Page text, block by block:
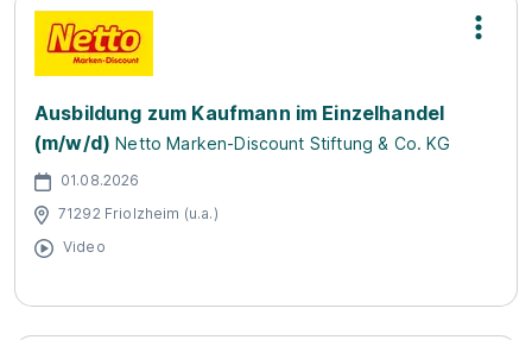
Ausbildung zum Kaufmann im Einzelhandel
(m/w/d) Netto Marken-Discount Stiftung & Co. KG
01.08.2026
71292 Friolzheim (u.a.)
Video